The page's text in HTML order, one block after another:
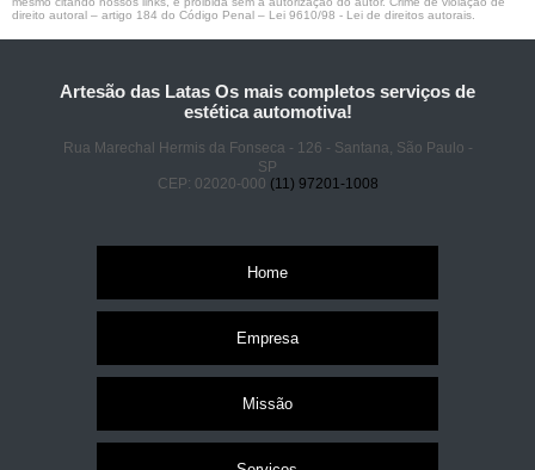
direito autoral – artigo 184 do Código Penal – Lei 9610/98 - Lei de direitos autorais
Artesão das Latas Os mais completos serviços de
estética automotiva!
Rua Marechal Hermis da Fonseca - 126 - Santana, São Paulo -
SP
CEP: 02020-000 (11) 97201-1008
Home
Empresa
Missão